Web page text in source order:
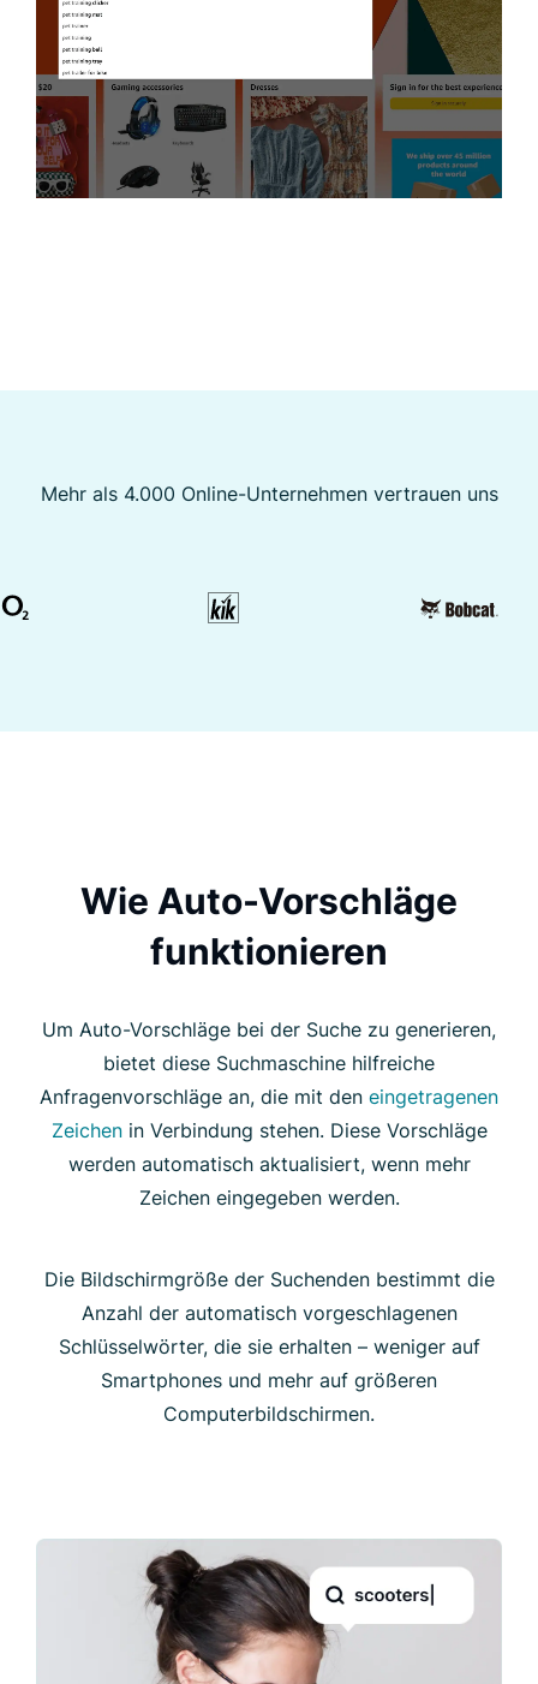
Mehr als 4.000 Online-Unternehmen vertrauen uns
Wie Auto-Vorschläge
funktionieren
Um Auto-Vorschläge bei der Suche zu generieren,
bietet diese Suchmaschine hilfreiche
Anfragenvorschläge an, die mit den eingetragenen
Zeichenin Verbindung stehen. Diese Vorschläge
werden automatisch aktualisiert, wenn mehr
Zeichen eingegeben werden.
Die Bildschirmgröße der Suchenden bestimmt die
Anzahl der automatisch vorgeschlagenen
Schlüsselwörter, die sie erhalten – weniger auf
Smartphones und mehr auf größeren
Computerbildschirmen.